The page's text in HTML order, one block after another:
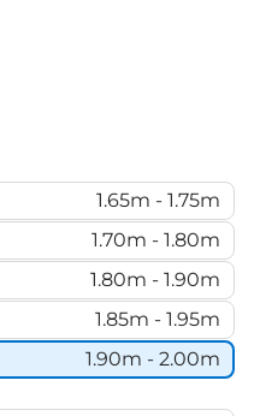
1.65m - 1.75m
1.70m - 1.80m
1.80m - 1.90m
1.85m - 1.95m
1.90m - 2.00m